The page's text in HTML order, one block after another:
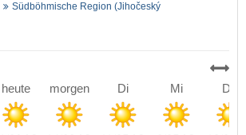
Südböhmische Region (Jihočeský
heute morgen Di Mi Do